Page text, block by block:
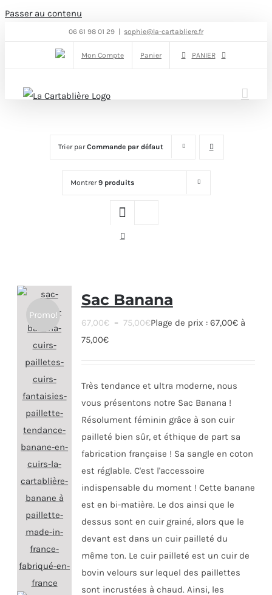
Passer au contenu
06 61 98 01 29 sophie@la-cartabliere.fr
Mon Compte Panier PANIER
Trier parCommande par défaut
Montrer9 produits
Promo!
Sac Banana
67,00€ – 75,00€Plage de prix : 67,00€ à
75,00€
Très tendance et ultra moderne, nous
vous présentons notre Sac Banana !
Résolument féminin grâce à son cuir
pailleté bien sûr, et éthique de part sa
fabrication française ! Sa sangle en coton
est réglable. C'est l'accessoire
indispensable du moment ! Cette banane
est en bi-matière. Le dos ainsi que le
dessus sont en cuir grainé, alors que le
devant est dans un cuir pailleté du
même ton. Le cuir pailleté est un cuir de
bovin velours sur lequel des paillettes
sont incrustées à chaud. Ainsi, les